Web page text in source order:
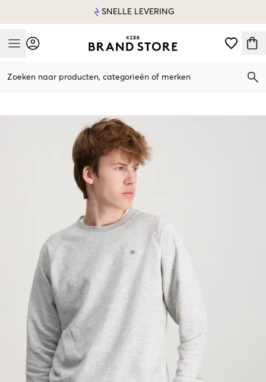
SNELLE LEVERING
Mobile Menu
Zoeken naar producten, categorieën of merken